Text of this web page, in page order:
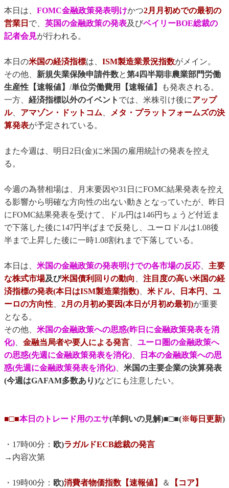
本日は、 FOMC金融政策発表明けかつ2月月初めでの最初の
営業日 で、 英国の金融政策の発表及びベイリーBOE総裁の
記者会見が行われる。
本日の米国の経済指標は、 ISM製造業景況指数がメイン。
その他、 新規失業保険申請件数と第4四半期非農業部門労働
生産性【速報値】 /単位労働費用【速報値】
も発表される。
一方、 経済指標以外のイベント では、米株引け後にアップ
ル、 アマゾン・ドットコム、 メタ・プラットフォームズの決
算発表が予定されている。
また今週は、明日2日(金)に米国の雇用統計の発表を控え
る。
今週の為替相場は、月末要因や31日にFOMC結果発表を控え
る影響から明確な方向性の出ない動きとなっていたが、昨日
にFOMC結果発表を受けて、ドル円は146円ちょうど付近ま
で下落した後に147円半ばまで反発し、ユーロドルは1.08後
半まで上昇した後に一時1.08割れまで下落している。
本日は、 米国の金融政策の発表明けでの各市場の反応、 主要
な株式市場及び米国債利回りの動向 、 注目度の高い米国の経
済指標の発表(本日はISM製造業指数)、 米ドル、日本円、ユ
ーロの方向性、 2月の月初め要因(本日が月初め最初)が重要
となる。
その他、 米国の金融政策への思惑(昨日に金融政策発表を消
化)、 金融当局者や要人による発言、 ユーロ圏の金融政策へ
の思惑(先週に金融政策発表を消化)、
日本の金融政策への思
惑(先週に金融政策発表を消化)、 米国の主要企業の決算発表
(今週はGAFAM多数あり)などにも注意したい。
■□■本日のトレード用のエサ(羊飼いの見解)■□■(※毎日更新)
・17時00分： 欧)ラガルドECB総裁の発言
→内容次第
・19時00分： 欧)消費者物価指数【速報値】 ＆
【コア】